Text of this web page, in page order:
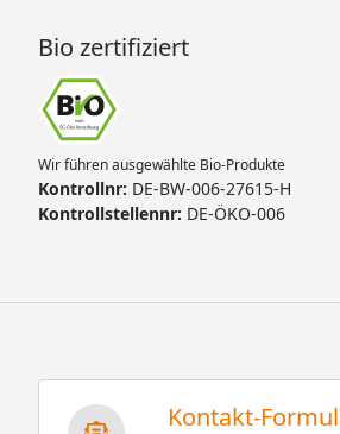
Bio zertifiziert
Wir führen ausgewählte Bio-Produkte
Kontrollnr: DE-BW-006-27615-H
Kontrollstellennr: DE-ÖKO-006
Kontakt-